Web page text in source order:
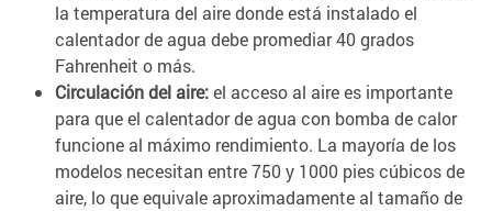
la temperatura del aire donde está instalado el
calentador de agua debe promediar 40 grados
Fahrenheit o más.
Circulación del aire:el acceso al aire es importante
para que el calentador de agua con bomba de calor
funcione al máximo rendimiento. La mayoría de los
modelos necesitan entre 750 y 1000 pies cúbicos de
aire, lo que equivale aproximadamente al tamaño de